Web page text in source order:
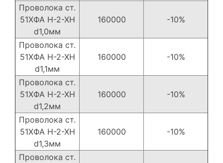
Проволока ст.
51ХФА Н-2-ХН
d1,0мм
160000 -10%
Проволока ст.
51ХФА Н-2-ХН
d1,1мм
160000 -10%
Проволока ст.
51ХФА Н-2-ХН
d1,2мм
160000 -10%
Проволока ст.
51ХФА Н-2-ХН
d1,3мм
160000 -10%
Проволока ст.